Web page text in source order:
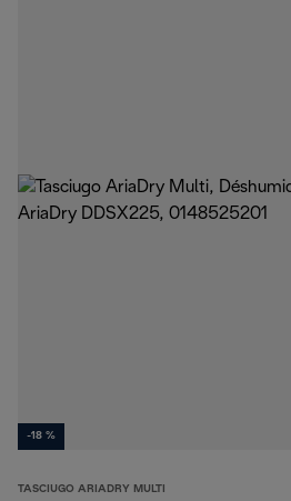
-18 %
TASCIUGO ARIADRY MULTI